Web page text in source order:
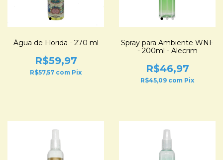
Água de Florida - 270 ml
R$59,97
R$57,57 com Pix
Spray para Ambiente WNF
- 200ml - Alecrim
R$46,97
R$45,09 com Pix